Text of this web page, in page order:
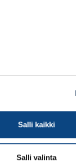
Salli kaikki
Salli valinta
116.69€ /